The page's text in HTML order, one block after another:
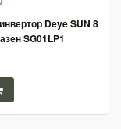
Deye SUN 8
SG01LP1